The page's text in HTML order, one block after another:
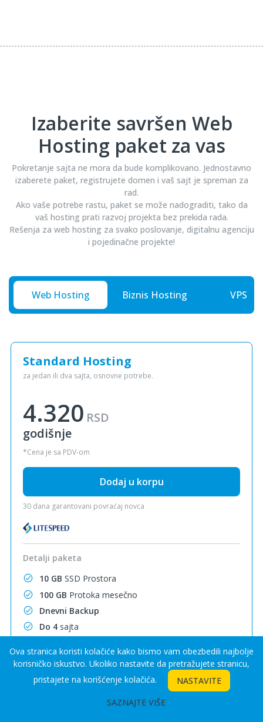
Ova stranica koristi kolačiće kako bismo vam obezbedili najbolje
korisničko iskustvo. Ukoliko nastavite da pretražujete stranicu,
pristajete na korišćenje kolačića.
NASTAVITE
SAZNAJTE VIŠE
Izaberite savršen Web
Hosting paket za vas
Pokretanje sajta ne mora da bude komplikovano. Jednostavno
izaberete paket, registrujete domen i vaš sajt je spreman za
rad.
Ako vaše potrebe rastu, paket se može nadograditi, tako da
vaš hosting prati razvoj projekta bez prekida rada.
Rešenja za web hosting za svako poslovanje, digitalnu agenciju
i pojedinačne projekte!
Web Hosting Biznis Hosting VPS
Standard Hosting
za jedan ili dva sajta, osnovne potrebe.
4.320RSD
godišnje
*Cena je sa PDV-om
Dodaj u korpu
30 dana garantovani povraćaj novca
Detalji paketa
10 GB SSD Prostora
100 GB Protoka mesečno
Dnevni Backup
Do 4 sajta
EmailNeograničeno
Pod domeni
Neograničeno